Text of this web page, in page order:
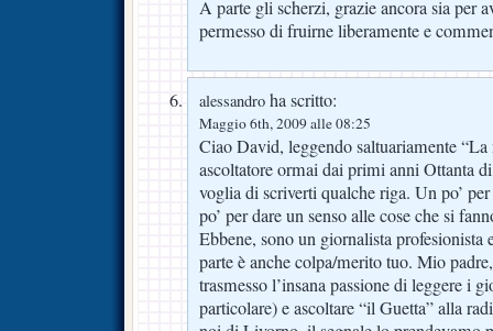
A parte gli scherzi, grazie ancora sia per
permesso di fruirne liberamente e
alessandro ha scritto:
Maggio 6th, 2009 alle 08:25
Ciao David, leggendo saltuariamente
ascoltatore ormai dai primi anni Ottanta
voglia di scriverti qualche riga. Un po’
po’ per dare un senso alle cose che si
Ebbene, sono un giornalista profesionista
parte è anche colpa/merito tuo. Mio
trasmesso l’insana passione di leggere i
particolare) e ascoltare “il Guetta” alla